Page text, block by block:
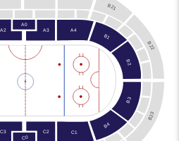
B23
C1
A4
B1
B2
A3
A2
A0
B4
B3
C2
C3
C0
B21
B22